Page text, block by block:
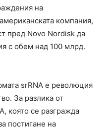
на
компания,
пред Novo Nordisk да
с обем над 100 млрд.
srRNA е революция
За разлика от
която се разгражда
постигане на